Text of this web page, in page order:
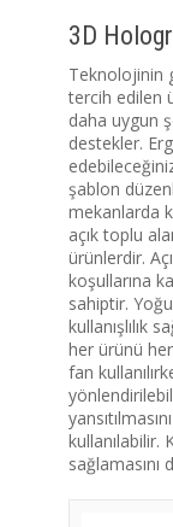
3D
Teknolojinin
tercih edilen
daha uygun
destekler.
şablon
mekanlarda
açık toplu
ürünlerdir.
koşullarına
sahiptir.
kullanışlılık
her ürünü
fan
kullanılabilir.
sağlamasını